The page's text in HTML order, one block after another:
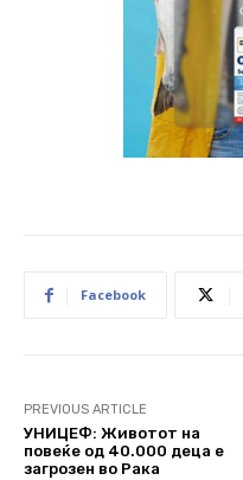
Facebook
PREVIOUS ARTICLE
УНИЦЕФ: Животот на
повеќе од 40.000 деца е
загрозен во Рака